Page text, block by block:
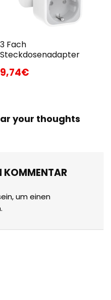
3 Fach
Steckdosenadapter
9,74€
your thoughts
KOMMENTAR
um einen